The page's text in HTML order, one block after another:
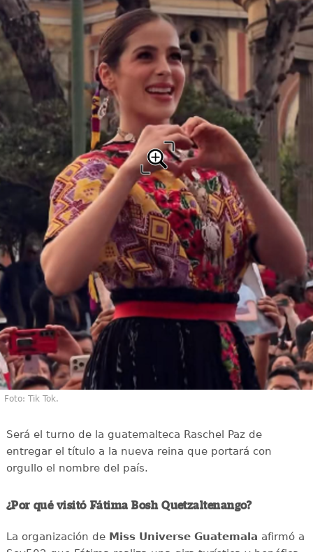
Foto: Tik Tok.
Será el turno de la guatemalteca Raschel Paz de
entregar el título a la nueva reina que portará con
orgullo el nombre del país.
¿Por qué visitó Fátima Bosh Quetzaltenango?
La organización de Miss Universe Guatemala afirmó a